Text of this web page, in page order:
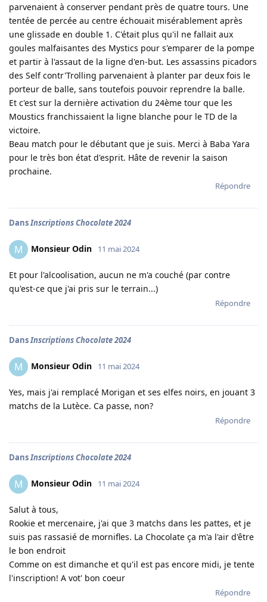
parvenaient à conserver pendant près de quatre tours. Une
tentée de percée au centre échouait misérablement après
une glissade en double 1. C'était plus qu'il ne fallait aux
goules malfaisantes des Mystics pour s'emparer de la pompe
et partir à l'assaut de la ligne d'en-but. Les assassins picadors
des Self contr'Trolling parvenaient à planter par deux fois le
porteur de balle, sans toutefois pouvoir reprendre la balle.
Et c'est sur la dernière activation du 24ème tour que les
Moustics franchissaient la ligne blanche pour le TD de la
victoire.
Beau match pour le débutant que je suis. Merci à Baba Yara
pour le très bon état d'esprit. Hâte de revenir la saison
prochaine.
Répondre
DansInscriptions Chocolate 2024
M Monsieur Odin 11 mai 2024
Et pour l'alcoolisation, aucun ne m'a couché (par contre
qu'est-ce que j'ai pris sur le terrain...)
Répondre
DansInscriptions Chocolate 2024
M Monsieur Odin 11 mai 2024
Yes, mais j'ai remplacé Morigan et ses elfes noirs, en jouant 3
matchs de la Lutèce. Ca passe, non?
Répondre
DansInscriptions Chocolate 2024
M Monsieur Odin 11 mai 2024
Salut à tous,
Rookie et mercenaire, j'ai que 3 matchs dans les pattes, et je
suis pas rassasié de mornifles. La Chocolate ça m'a l'air d'être
le bon endroit
Comme on est dimanche et qu'il est pas encore midi, je tente
l'inscription! A vot' bon coeur
Répondre